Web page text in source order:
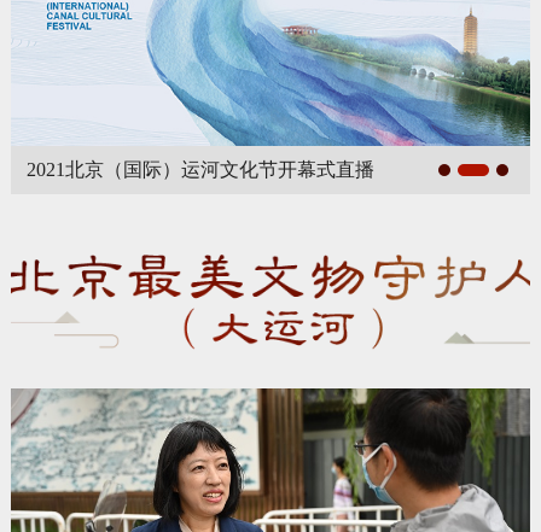
）运河文化节开幕式直播 “北京文博·文